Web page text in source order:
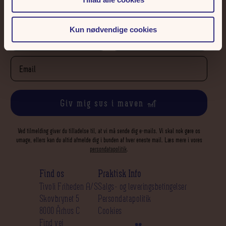
Kun nødvendige cookies
Find os
Tivoli Friheden A/S
Skovbrynet 5
8000 Århus C
Find vej
Praktisk Info
Salgs- og leveringsbetingelser
Persondatapolitik
Cookies
sæsonkort Deluxe til Tivoli Friheden.
Giv mig sus i maven 🎢
Ved tilmelding giver du tilladelse til, at vi må sende dig e-mails. Vi skal nok gøre os
umage, ellers kan du altid afmelde dig i bunden af hver eneste mail. Læs mere i vores
persondatapolitik.